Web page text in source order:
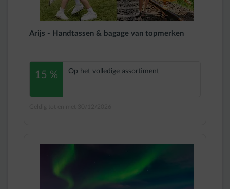
Arijs - Handtassen & bagage van topmerken
15 % Op het volledige assortiment